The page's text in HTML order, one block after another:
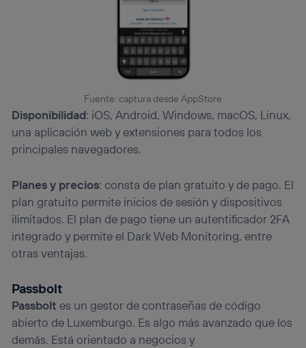
Fuente: captura desde AppStore
Disponibilidad: iOS, Android, Windows, macOS, Linux,
una aplicación web y extensiones para todos los
principales navegadores.
Planes y precios: consta de plan gratuito y de pago. El
plan gratuito permite inicios de sesión y dispositivos
ilimitados. El plan de pago tiene un autentificador 2FA
integrado y permite el Dark Web Monitoring, entre
otras ventajas.
Passbolt
Passbolt es un gestor de contraseñas de código
abierto de Luxemburgo. Es algo más avanzado que los
demás. Está orientado a negocios y